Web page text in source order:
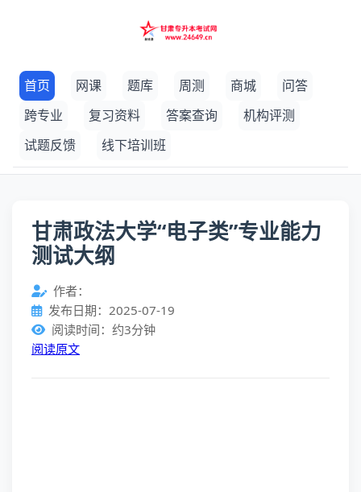
首页 网课 题库 周测 商城
问答
跨专业
复习资料 答案查询
机构评测
试题反馈
线下培训班
甘肃政法大学“电子类”专业能力
测试大纲
作者：
发布日期：2025-07-19
阅读时间：约3分钟
阅读原文